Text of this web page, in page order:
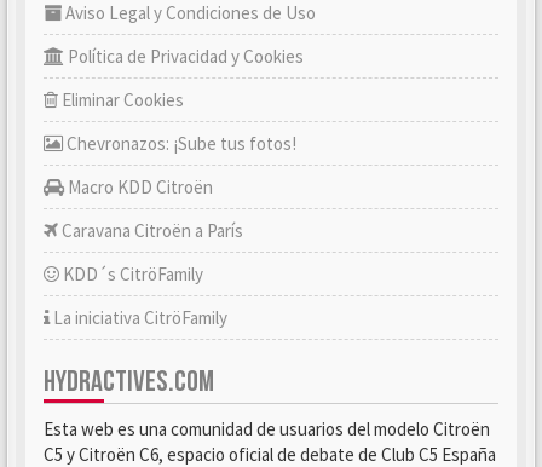
Aviso Legal y Condiciones de Uso
Política de Privacidad y Cookies
Eliminar Cookies
Chevronazos: ¡Sube tus fotos!
Macro KDD Citroën
Caravana Citroën a París
KDD´s CitröFamily
La iniciativa CitröFamily
HYDRACTIVES.COM
Esta web es una comunidad de usuarios del modelo Citroën
C5 y Citroën C6, espacio oficial de debate de Club C5 España